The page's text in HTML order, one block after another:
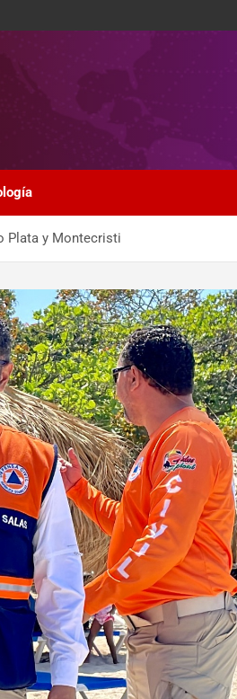
Plata y Montecristi